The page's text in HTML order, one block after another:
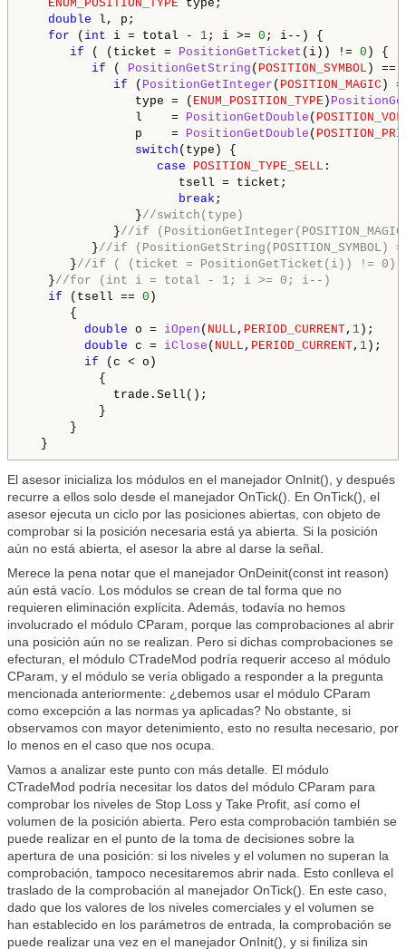
ENUM_POSITION_TYPE type;
double l, p;
for ( int i = total - 1; i >= 0 ; i--) {
if ( (ticket = PositionGetTicket (i)) != 0 ) {
if ( PositionGetString ( POSITION_SYMBOL ) ==
if ( PositionGetInteger ( POSITION_MAGIC )
type = ( ENUM_POSITION_TYPE )
l    = PositionGetDouble (
p    = PositionGetDouble (
switch (type) {
case
POSITION_TYPE_SELL :
tsell = ticket;
break ;
}//switch(type)
}//if
}//if (PositionGetString(POSITION_SYMBOL)
}//if ( (ticket = PositionGetTicket(i)) != 0)
}//for (int i = total - 1; i >= 0; i--)
if (tsell == 0 )
{
double o = iOpen ( NULL , PERIOD_CURRENT, 1 );
double c = iClose ( NULL , PERIOD_CURRENT, 1 );
if (c < o)
{
trade.Sell();
}
}
El asesor inicializa los módulos en el manejador OnInit(), y después
recurre a ellos solo desde el manejador OnTick(). En OnTick(), el
asesor ejecuta un ciclo por las posiciones abiertas, con objeto de
comprobar si la posición necesaria está ya abierta. Si la posición
aún no está abierta, el asesor la abre al darse la señal.
Merece la pena notar que el manejador OnDeinit(const int reason)
aún está vacío. Los módulos se crean de tal forma que no
requieren eliminación explícita. Además, todavía no hemos
involucrado el módulo CParam, porque las comprobaciones al abrir
una posición aún no se realizan. Pero si dichas comprobaciones se
efecturan, el módulo CTradeMod podría requerir acceso al módulo
CParam, y el módulo se vería obligado a responder a la pregunta
mencionada anteriormente: ¿debemos usar el módulo CParam
como excepción a las normas ya aplicadas? No obstante, si
observamos con mayor detenimiento, esto no resulta necesario, por
lo menos en el caso que nos ocupa.
Vamos a analizar este punto con más detalle. El módulo
CTradeMod podría necesitar los datos del módulo CParam para
comprobar los niveles de Stop Loss y Take Profit, así como el
volumen de la posición abierta. Pero esta comprobación también se
puede realizar en el punto de la toma de decisiones sobre la
apertura de una posición: si los niveles y el volumen no superan la
comprobación, tampoco necesitaremos abrir nada. Esto conlleva el
traslado de la comprobación al manejador OnTick(). En este caso,
dado que los valores de los niveles comerciales y el volumen se
han establecido en los parámetros de entrada, la comprobación se
puede realizar una vez en el manejador OnInit(), y si finiliza sin